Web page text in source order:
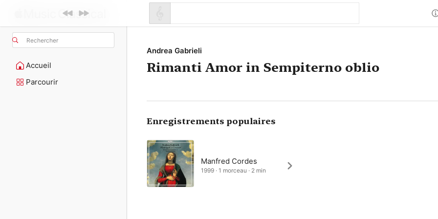
Rechercher
Accueil
Parcourir
Andrea Gabrieli
Rimanti Amor in Sempiterno oblio
Enregistrements populaires
Manfred Cordes
1999 · 1 morceau · 2 min